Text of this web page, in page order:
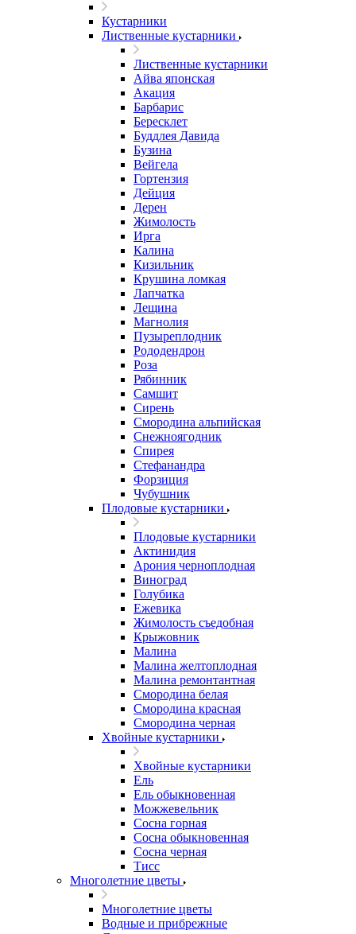
Кустарники
Лиственные кустарники
Лиственные кустарники
Айва японская
Акация
Барбарис
Бересклет
Буддлея Давида
Бузина
Вейгела
Гортензия
Дейция
Дерен
Жимолость
Ирга
Калина
Кизильник
Крушина ломкая
Лапчатка
Лещина
Магнолия
Пузыреплодник
Рододендрон
Роза
Рябинник
Самшит
Сирень
Смородина альпийская
Снежноягодник
Спирея
Стефанандра
Форзиция
Чубушник
Плодовые кустарники
Плодовые кустарники
Актинидия
Арония черноплодная
Виноград
Голубика
Ежевика
Жимолость съедобная
Крыжовник
Малина
Малина желтоплодная
Малина ремонтантная
Смородина белая
Смородина красная
Смородина черная
Хвойные кустарники
Хвойные кустарники
Ель
Ель обыкновенная
Можжевельник
Сосна горная
Сосна обыкновенная
Сосна черная
Тисс
Многолетние цветы
Многолетние цветы
Водные и прибрежные